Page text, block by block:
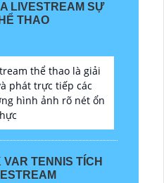
LIVESTREAM SỰ
THAO
thể thao là giải
phát trực tiếp các
hình ảnh rõ nét ổn
TENNIS TÍCH